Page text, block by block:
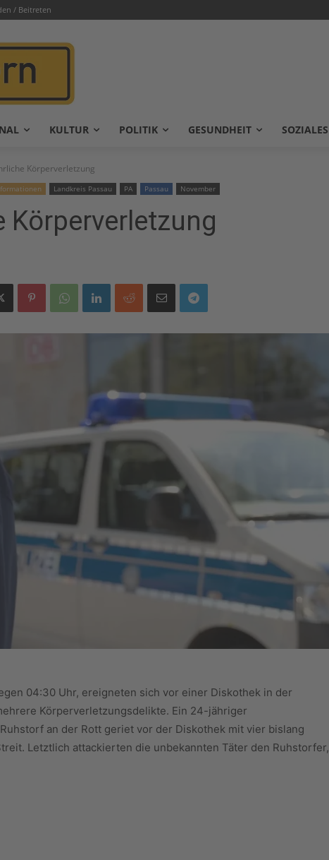
/ Beitreten
KULTUR POLITIK GESUNDHEIT SOZIALES
Körperverletzung
Landkreis Passau PA Passau November
Körperverletzung
04:30 Uhr, ereigneten sich vor einer Diskothek in der
Körperverletzungsdelikte. Ein 24-jähriger
an der Rott geriet vor der Diskothek mit vier bislang
Letztlich attackierten die unbekannten Täter den Ruhstorfer,